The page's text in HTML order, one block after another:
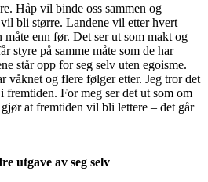
Håp vil binde oss sammen og
bli større. Landene vil etter hvert
måte enn før. Det ser ut som makt og
styre på samme måte som de har
står opp for seg selv uten egoisme.
våknet og flere følger etter. Jeg tror det
For meg ser det ut som om
at fremtiden vil bli lettere – det går
utgave av seg selv